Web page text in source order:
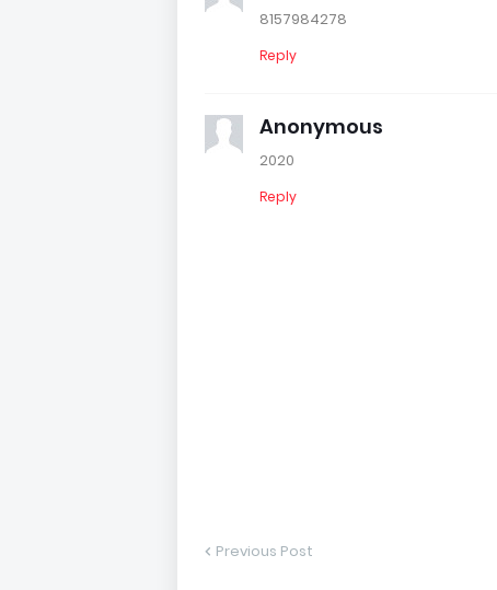
8157984278
Reply
Anonymous
2020
Reply
Previous Post